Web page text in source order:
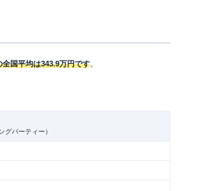
国平均は343.9万円です。
グパーティー）